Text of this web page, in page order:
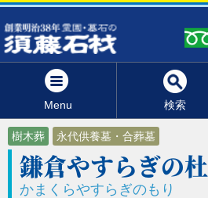
Menu 検索
樹木葬 永代供養墓・合葬墓
鎌倉やすらぎの杜
かまくらやすらぎのもり